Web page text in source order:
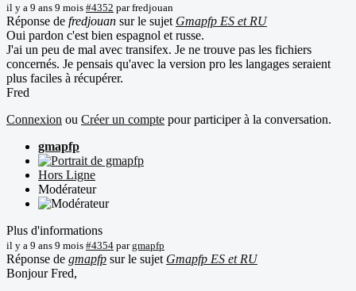
il y a 9 ans 9 mois #4352 parfredjouan
Réponse de fredjouan sur le sujet Gmapfp ES et RU
Oui pardon c'est bien espagnol et russe.
J'ai un peu de mal avec transifex. Je ne trouve pas les fichiers
concernés. Je pensais qu'avec la version pro les langages seraient
plus faciles à récupérer.
Fred
Connexion ou Créer un compte pour participer à la conversation.
gmapfp
Hors Ligne
Modérateur
Plus d'informations
il y a 9 ans 9 mois #4354 pargmapfp
Réponse de gmapfp sur le sujet Gmapfp ES et RU
Bonjour Fred,